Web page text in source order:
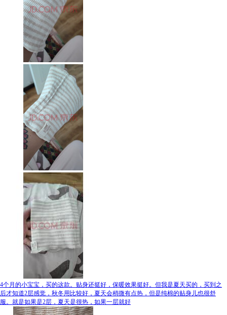
4个月的小宝宝，买的这款。贴身还挺好，保暖效果挺好。但我是夏天买的，买到之
后才知道2层感觉，秋冬用比较好，夏天会稍微有点热，但是纯棉的贴身儿也很舒
服。就是如果是2层，夏天是很热，如果一层就好